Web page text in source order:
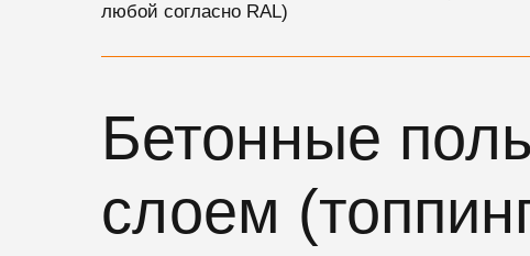
любой согласно RAL)
Бетонные
слоем